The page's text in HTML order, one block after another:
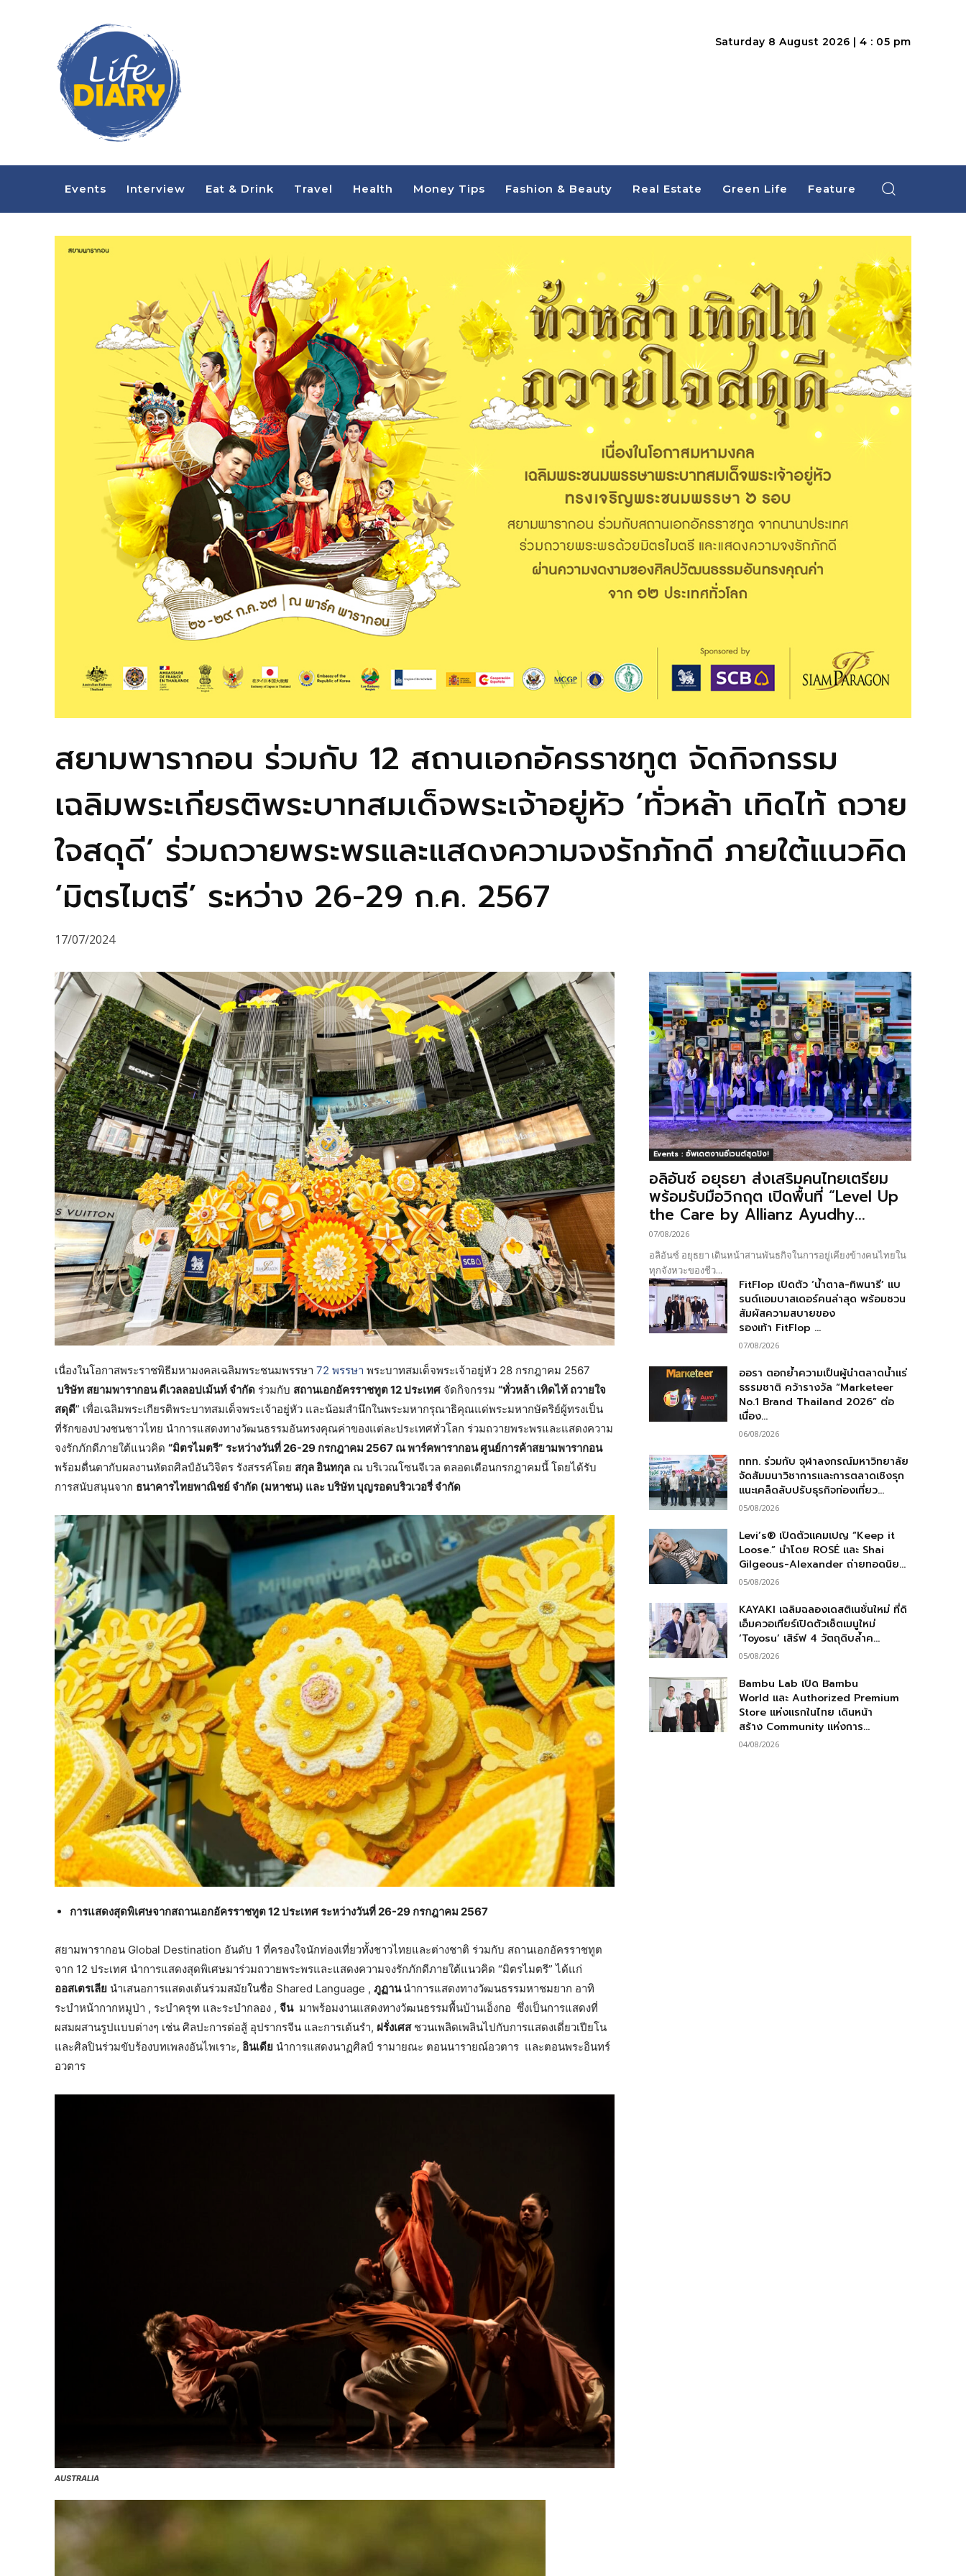
Saturday 8 August 2026 | 4 : 05 pm
Events Interview Eat & Drink Travel Health Money Tips Fashion & Beauty Real Estate Green Life Feature
สยามพารากอน ร่วมกับ 12 สถานเอกอัครราชทูต จัดกิจกรรม
เฉลิมพระเกียรติพระบาทสมเด็จพระเจ้าอยู่หัว ‘ทั่วหล้า เทิดไท้ ถวาย
ใจสดุดี’ ร่วมถวายพระพรและแสดงความจงรักภักดี ภายใต้แนวคิด
‘มิตรไมตรี’ ระหว่าง 26-29 ก.ค. 2567
17/07/2024
เนื่องในโอกาสพระราชพิธีมหามงคลเฉลิมพระชนมพรรษา 72 พรรษา พระบาทสมเด็จพระเจ้าอยู่หัว 28 กรกฎาคม 2567
บริษัท สยามพารากอน ดีเวลลอปเม้นท์ จำกัด ร่วมกับ สถานเอกอัครราชทูต 12 ประเทศ จัดกิจกรรม “ทั่วหล้า เทิดไท้ ถวายใจ
สดุดี” เพื่อเฉลิมพระเกียรติพระบาทสมเด็จพระเจ้าอยู่หัว และน้อมสำนึกในพระมหากรุณาธิคุณแด่พระมหากษัตริย์ผู้ทรงเป็น
ที่รักของปวงชนชาวไทย นำการแสดงทางวัฒนธรรมอันทรงคุณค่าของแต่ละประเทศทั่วโลก ร่วมถวายพระพรและแสดงความ
จงรักภักดีภายใต้แนวคิด “มิตรไมตรี” ระหว่างวันที่ 26-29 กรกฎาคม 2567 ณ พาร์คพารากอน ศูนย์การค้าสยามพารากอน
พร้อมตื่นตากับผลงานหัตถศิลป์อันวิจิตร รังสรรค์โดย สกุล อินทกุล ณ บริเวณโซนจีเวล ตลอดเดือนกรกฎาคมนี้ โดยได้รับ
การสนับสนุนจาก ธนาคารไทยพาณิชย์ จำกัด (มหาชน) และ บริษัท บุญรอดบริวเวอรี่ จำกัด
การแสดงสุดพิเศษจากสถานเอกอัครราชทูต12 ประเทศ ระหว่างวันที่ 26-29 กรกฎาคม 2567
สยามพารากอน Global Destination อันดับ 1 ที่ครองใจนักท่องเที่ยวทั้งชาวไทยและต่างชาติ ร่วมกับ สถานเอกอัครราชทูต
จาก 12 ประเทศ นำการแสดงสุดพิเศษมาร่วมถวายพระพรและแสดงความจงรักภักดีภายใต้แนวคิด “มิตรไมตรี” ได้แก่
ออสเตรเลีย นำเสนอการแสดงเต้นร่วมสมัยในชื่อ Shared Language , ภูฏานนำการแสดงทางวัฒนธรรมหาชมยาก อาทิ
ระบำหน้ากากหมูป่า , ระบำครุฑ และระบำกลอง , จีนมาพร้อมงานแสดงทางวัฒนธรรมพื้นบ้านเอ็งกอ ซึ่งเป็นการแสดงที่
ผสมผสานรูปแบบต่างๆ เช่น ศิลปะการต่อสู้ อุปรากรจีน และการเต้นรำ, ฝรั่งเศสชวนเพลิดเพลินไปกับการแสดงเดี่ยวเปียโน
และศิลปินร่วมขับร้องบทเพลงอันไพเราะ, อินเดีย นำการแสดงนาฏศิลป์ รามายณะ ตอนนารายณ์อวตาร และตอนพระอินทร์
อวตาร
AUSTRALIA
Events : อัพเดตงานอีเวนต์สุดปัง!
อลิอันซ์ อยุธยา ส่งเสริมคนไทยเตรียม
พร้อมรับมือวิกฤต เปิดพื้นที่ “Level Up
the Care by Allianz Ayudhy...
07/08/2026
อลิอันซ์ อยุธยา เดินหน้าสานพันธกิจในการอยู่เคียงข้างคนไทยใน
ทุกจังหวะของชีว...
FitFlop เปิดตัว ‘น้ำตาล-ทิพนารี’ แบ
รนด์แอมบาสเดอร์คนล่าสุด พร้อมชวน
สัมผัสความสบายของ
รองเท้า FitFlop ...
07/08/2026
ออรา ตอกย้ำความเป็นผู้นำตลาดน้ำแร่
ธรรมชาติ คว้ารางวัล “Marketeer
No.1 Brand Thailand 2026” ต่อ
เนื่อง...
06/08/2026
ททท. ร่วมกับ จุฬาลงกรณ์มหาวิทยาลัย
จัดสัมมนาวิชาการและการตลาดเชิงรุก
แนะเคล็ดลับปรับธุรกิจท่องเที่ยว...
05/08/2026
Levi’s® เปิดตัวแคมเปญ “Keep it
Loose.” นำโดย ROSÉ และ Shai
Gilgeous-Alexander ถ่ายทอดนิย...
05/08/2026
KAYAKI เฉลิมฉลองเดสติเนชั่นใหม่ ที่ดิ
เอ็มควอเทียร์เปิดตัวเซ็ตเมนูใหม่
‘Toyosu’ เสิร์ฟ 4 วัตถุดิบล้ำค...
05/08/2026
Bambu Lab เปิด Bambu
World และ Authorized Premium
Store แห่งแรกในไทย เดินหน้า
สร้าง Community แห่งการ...
04/08/2026